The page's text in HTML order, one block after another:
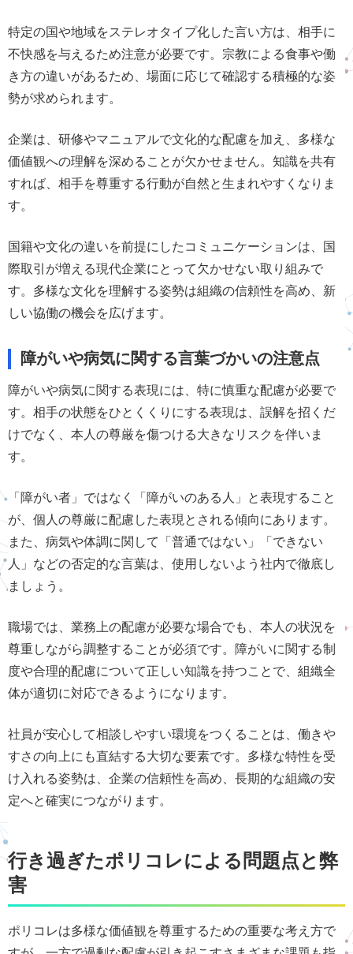
特定の国や地域をステレオタイプ化した言い方は、相手に
不快感を与えるため注意が必要です。宗教による食事や働
き方の違いがあるため、場面に応じて確認する積極的な姿
勢が求められます。
企業は、研修やマニュアルで文化的な配慮を加え、多様な
価値観への理解を深めることが欠かせません。知識を共有
すれば、相手を尊重する行動が自然と生まれやすくなりま
す。
国籍や文化の違いを前提にしたコミュニケーションは、国
際取引が増える現代企業にとって欠かせない取り組みで
す。多様な文化を理解する姿勢は組織の信頼性を高め、新
しい協働の機会を広げます。
障がいや病気に関する言葉づかいの注意点
障がいや病気に関する表現には、特に慎重な配慮が必要で
す。相手の状態をひとくくりにする表現は、誤解を招くだ
けでなく、本人の尊厳を傷つける大きなリスクを伴いま
す。
「障がい者」ではなく「障がいのある人」と表現すること
が、個人の尊厳に配慮した表現とされる傾向にあります。
また、病気や体調に関して「普通ではない」「できない
人」などの否定的な言葉は、使用しないよう社内で徹底し
ましょう。
職場では、業務上の配慮が必要な場合でも、本人の状況を
尊重しながら調整することが必須です。障がいに関する制
度や合理的配慮について正しい知識を持つことで、組織全
体が適切に対応できるようになります。
社員が安心して相談しやすい環境をつくることは、働きや
すさの向上にも直結する大切な要素です。多様な特性を受
け入れる姿勢は、企業の信頼性を高め、長期的な組織の安
定へと確実につながります。
行き過ぎたポリコレによる問題点と弊
害
ポリコレは多様な価値観を尊重するための重要な考え方で